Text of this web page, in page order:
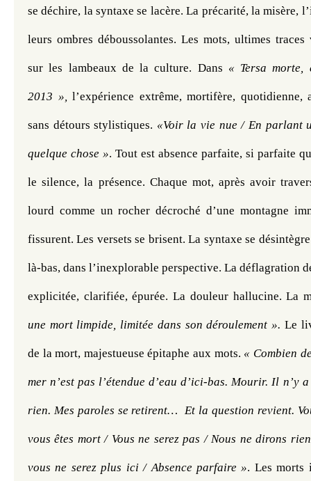
se déchire, la syntaxe se lacère. La précarité, la misère,
leurs ombres déboussolantes. Les mots, ultimes
sur les lambeaux de la culture. Dans « Tersa
2013 », l’expérience extrême, mortifère, quotidienne,
sans détours stylistiques. «Voir la vie nue / En parlant
quelque chose ». Tout est absence parfaite, si parfaite
le silence, la présence. Chaque mot, après avoir
lourd comme un rocher décroché d’une montagne
fissurent. Les versets se brisent. La syntaxe se
là-bas, dans l’inexplorable perspective. La déflagration
explicitée, clarifiée, épurée. La douleur hallucine. La
une mort limpide, limitée dans son déroulement ». Le
de la mort, majestueuse épitaphe aux mots. « Combien
mer n’est pas l’étendue d’eau d’ici-bas. Mourir. Il n’y
rien. Mes paroles se retirent…  Et la question revient.
vous êtes mort / Vous ne serez pas / Nous ne dirons
vous ne serez plus ici / Absence parfaire ». Les morts